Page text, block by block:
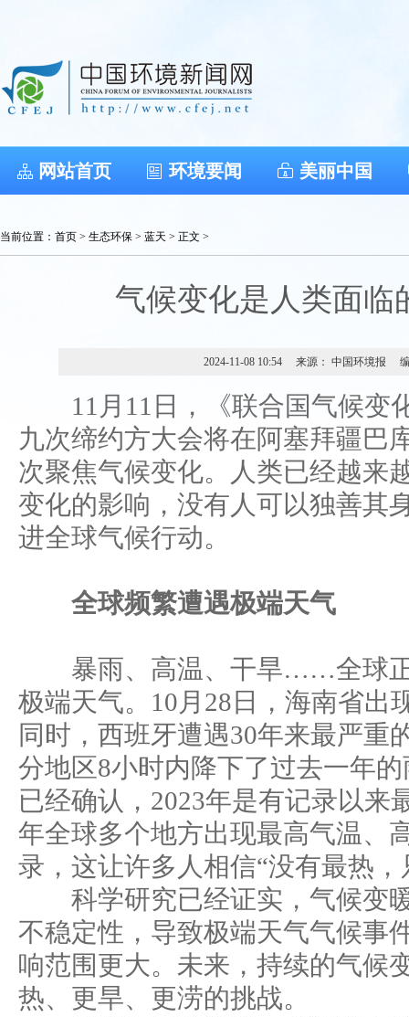
网站首页 环境要闻 美丽中国
当前位置： 首页 > 生态环保 > 蓝天 > 正文 >
气候变化是人类面临
2024-11-08 10:54 来源： 中国环境报
11月11日，《联合国气候变
九次缔约方大会将在阿塞拜疆巴
次聚焦气候变化。人类已经越来
变化的影响，没有人可以独善其
进全球气候行动。
全球频繁遭遇极端天气
暴雨、高温、干旱……全球正
极端天气。10月28日，海南省出
同时，西班牙遭遇30年来最严重
分地区8小时内降下了过去一年
已经确认，2023年是有记录以来
年全球多个地方出现最高气温、
录，这让许多人相信“没有最热，
科学研究已经证实，气候变
不稳定性，导致极端天气气候事
响范围更大。未来，持续的气候
热、更旱、更涝的挑战。